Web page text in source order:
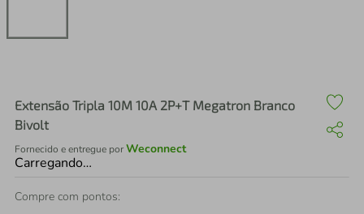
Extensão Tripla 10M 10A 2P+T Megatron Branco
Bivolt
Fornecido e entregue porWeconnect
Carregando…
Compre com pontos: